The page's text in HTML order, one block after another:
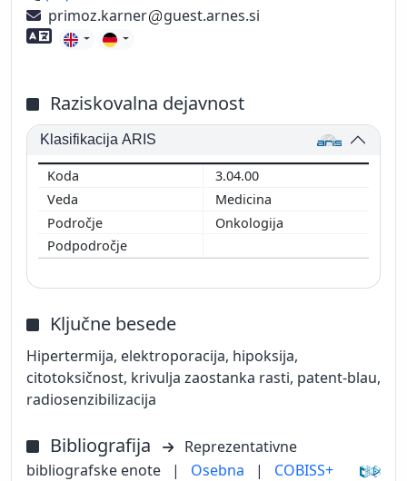
primoz.karner
guest.arnes.si
Znanje tujih jezikov
Raziskovalna dejavnost
Klasifikacija ARIS
3.04.00
Medicina
Onkologija
Ključne besede
Hipertermija, elektroporacija, hipoksija,
citotoksičnost, krivulja zaostanka rasti, patent-blau,
radiosenzibilizacija
Bibliografija
Reprezentativne
bibliografske enote
| Osebna | COBISS+